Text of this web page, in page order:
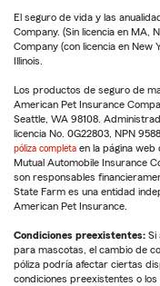
El seguro de vida y las
Company. (Sin licencia en MA,
Company (con licencia en New
Illinois.
Los productos de seguro de
American Pet Insurance
Seattle, WA 98108.
licencia No. 0G22803, NPN
póliza completa en la página
Mutual Automobile Insurance
son responsables
State Farm es una entidad
American Pet Insurance.
Condiciones preexistentes: Si
para mascotas, el cambio de
póliza podría afectar ciertas
condiciones preexistentes o